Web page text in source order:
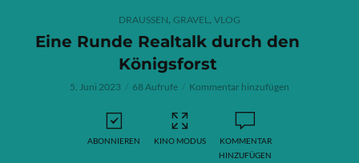
DRAUSSEN, GRAVEL, VLOG
Eine Runde Realtalk durch den
Königsforst
5. Juni 2023 68 Aufrufe Kommentar hinzufügen
ABONNIEREN KINO MODUS
KOMMENTAR
HINZUFÜGEN